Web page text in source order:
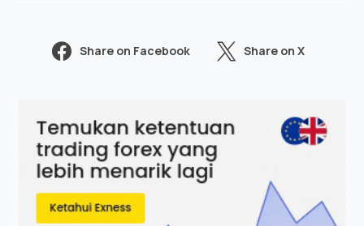
Share on Facebook Share on X